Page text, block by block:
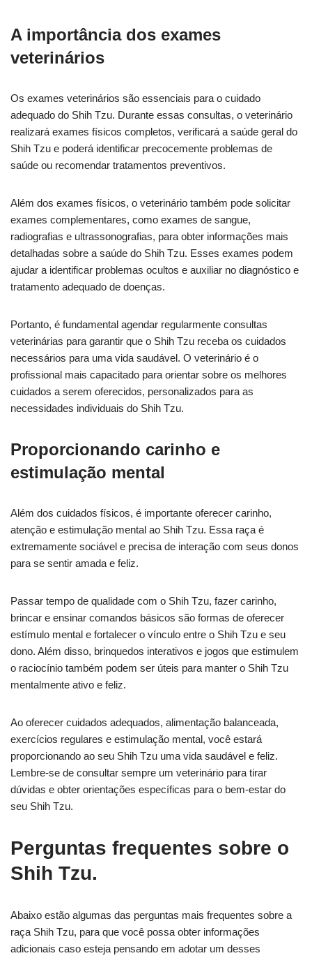
A importância dos exames
veterinários
Os exames veterinários são essenciais para o cuidado
adequado do Shih Tzu. Durante essas consultas, o veterinário
realizará exames físicos completos, verificará a saúde geral do
Shih Tzu e poderá identificar precocemente problemas de
saúde ou recomendar tratamentos preventivos.
Além dos exames físicos, o veterinário também pode solicitar
exames complementares, como exames de sangue,
radiografias e ultrassonografias, para obter informações mais
detalhadas sobre a saúde do Shih Tzu. Esses exames podem
ajudar a identificar problemas ocultos e auxiliar no diagnóstico e
tratamento adequado de doenças.
Portanto, é fundamental agendar regularmente consultas
veterinárias para garantir que o Shih Tzu receba os cuidados
necessários para uma vida saudável. O veterinário é o
profissional mais capacitado para orientar sobre os melhores
cuidados a serem oferecidos, personalizados para as
necessidades individuais do Shih Tzu.
Proporcionando carinho e
estimulação mental
Além dos cuidados físicos, é importante oferecer carinho,
atenção e estimulação mental ao Shih Tzu. Essa raça é
extremamente sociável e precisa de interação com seus donos
para se sentir amada e feliz.
Passar tempo de qualidade com o Shih Tzu, fazer carinho,
brincar e ensinar comandos básicos são formas de oferecer
estímulo mental e fortalecer o vínculo entre o Shih Tzu e seu
dono. Além disso, brinquedos interativos e jogos que estimulem
o raciocínio também podem ser úteis para manter o Shih Tzu
mentalmente ativo e feliz.
Ao oferecer cuidados adequados, alimentação balanceada,
exercícios regulares e estimulação mental, você estará
proporcionando ao seu Shih Tzu uma vida saudável e feliz.
Lembre-se de consultar sempre um veterinário para tirar
dúvidas e obter orientações específicas para o bem-estar do
seu Shih Tzu.
Perguntas frequentes sobre o
Shih Tzu.
Abaixo estão algumas das perguntas mais frequentes sobre a
raça Shih Tzu, para que você possa obter informações
adicionais caso esteja pensando em adotar um desses